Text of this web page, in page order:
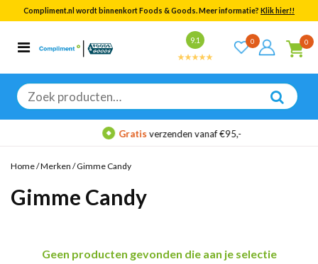
Compliment.nl wordt binnenkort Foods & Goods. Meer informatie? Klik hier!!
9.1 0 0
Zoeken
naar:
Categorieën
Bekijk alle resultaten
Gratisverzenden vanaf €95,-
Home/Merken /Gimme Candy
Gimme Candy
Geen producten gevonden die aan je selectie